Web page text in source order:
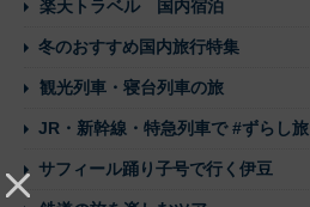
楽天トラベル 国内宿泊
冬のおすすめ国内旅行特集
観光列車・寝台列車の旅
JR・新幹線・特急列車で #ずらし旅
サフィール踊り子号で行く伊豆